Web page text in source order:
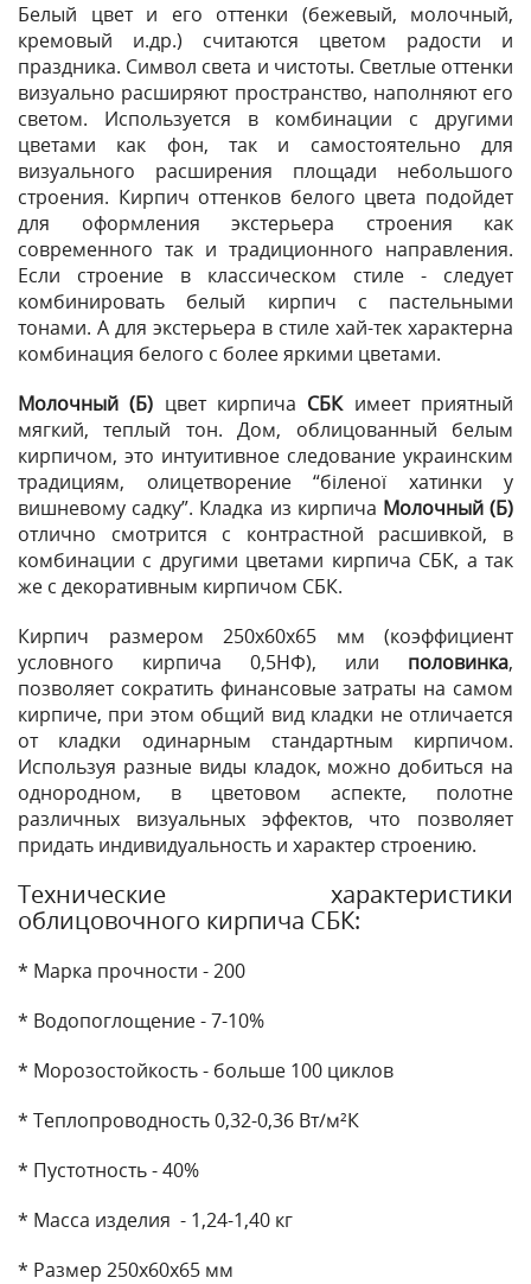
Белый цвет и его оттенки (бежевый, молочный,
кремовый и.др.) считаются цветом радости и
праздника. Символ света и чистоты. Светлые оттенки
визуально расширяют пространство, наполняют его
светом. Используется в комбинации с другими
цветами как фон, так и самостоятельно для
визуального расширения площади небольшого
строения. Кирпич оттенков белого цвета подойдет
для оформления экстерьера строения как
современного так и традиционного направления.
Если строение в классическом стиле - следует
комбинировать белый кирпич с пастельными
тонами. А для экстерьера в стиле хай-тек характерна
комбинация белого с более яркими цветами.
Молочный (Б) цвет кирпича СБКимеет приятный
мягкий, теплый тон. Дом, облицованный белым
кирпичом, это интуитивное следование украинским
традициям, олицетворение “біленої хатинки у
вишневому садку”. Кладка из кирпича Молочный (Б)
отлично смотрится с контрастной расшивкой, в
комбинации с другими цветами кирпича СБК, а так
же с декоративным кирпичом СБК.
Кирпич размером 250х60х65 мм (коэффициент
условного кирпича 0,5НФ), или половинка,
позволяет сократить финансовые затраты на самом
кирпиче, при этом общий вид кладки не отличается
от кладки одинарным стандартным кирпичом.
Используя разные виды кладок, можно добиться на
однородном, в цветовом аспекте, полотне
различных визуальных эффектов, что позволяет
придать индивидуальность и характер строению.
Технические характеристики
облицовочного кирпича СБК:
* Марка прочности - 200
* Водопоглощение - 7-10%
* Морозостойкость - больше 100 циклов
* Теплопроводность 0,32-0,36 Вт/м²К
* Пустотность - 40%
* Масса изделия - 1,24-1,40 кг
* Размер 250х60х65 мм